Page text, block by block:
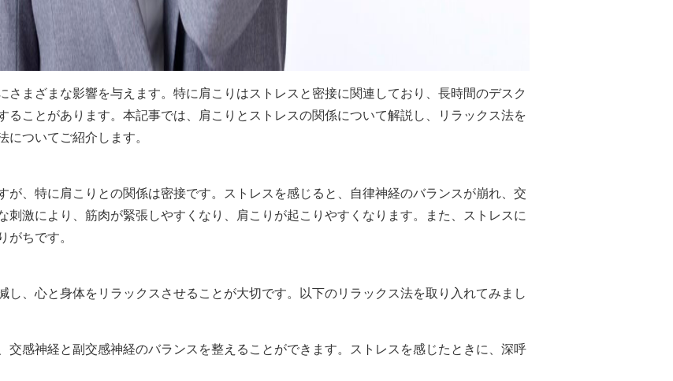
さまざまな影響を与えます。特に肩こりはストレスと密接に関連しており、長時間のデスク
ることがあります。本記事では、肩こりとストレスの関係について解説し、リラックス法を
ついてご紹介します。
が、特に肩こりとの関係は密接です。ストレスを感じると、自律神経のバランスが崩れ、交
刺激により、筋肉が緊張しやすくなり、肩こりが起こりやすくなります。また、ストレスに
がちです。
し、心と身体をリラックスさせることが大切です。以下のリラックス法を取り入れてみまし
交感神経と副交感神経のバランスを整えることができます。ストレスを感じたときに、深呼